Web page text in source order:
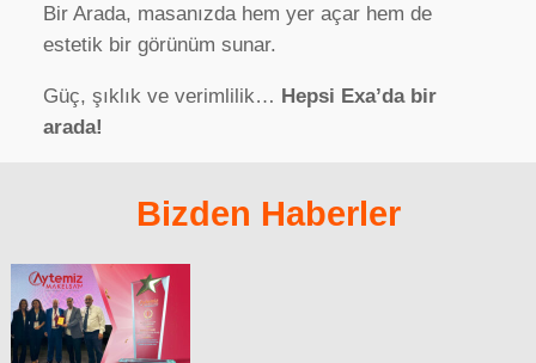
Bir Arada, masanızda hem yer açar hem de
estetik bir görünüm sunar.
Güç, şıklık ve verimlilik… Hepsi Exa’da bir
arada!
Bizden Haberler